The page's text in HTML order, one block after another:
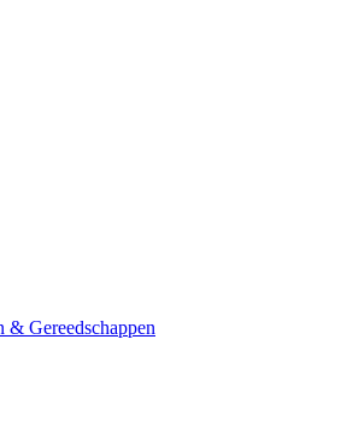
& Gereedschappen